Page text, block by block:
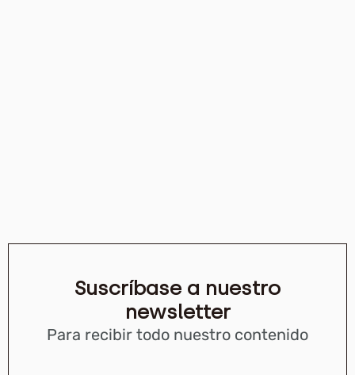
Suscríbase a nuestro
newsletter
Para recibir todo nuestro contenido